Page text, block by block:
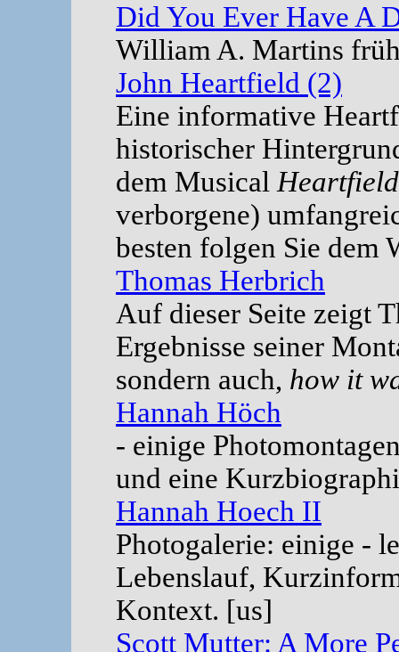
Did You Ever Have A
William A. Martins
John Heartfield (2)
Eine informative
historischer
dem Musical Heartfield
verborgene)
besten folgen Sie dem
Thomas Herbrich
Auf dieser Seite zeigt
Ergebnisse seiner
sondern auch, how it
Hannah Höch
- einige
und eine
Hannah Hoech II
Photogalerie: einige -
Lebenslauf,
Kontext. [us]
Scott Mutter: A More